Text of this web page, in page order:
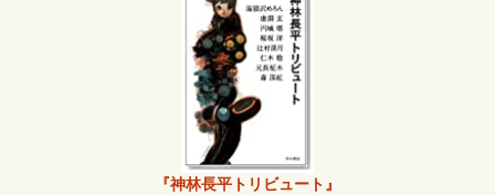
『神林長平トリビュート』